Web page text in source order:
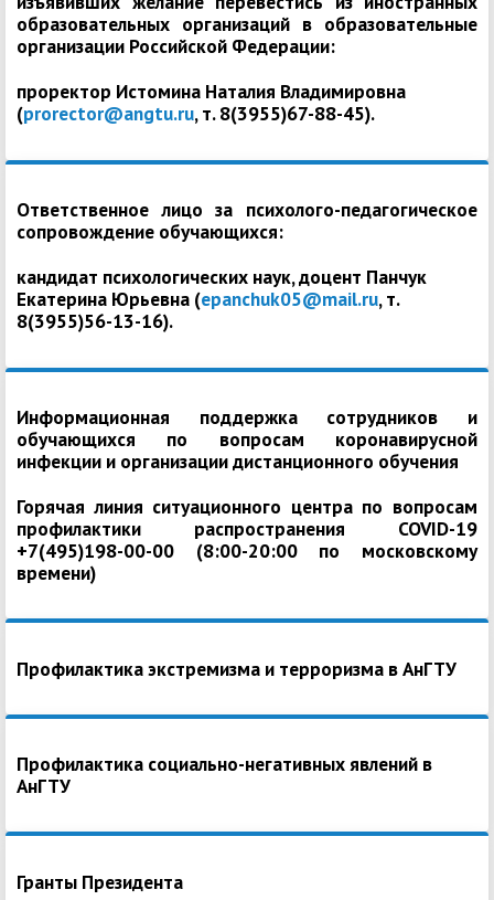
образовательных организаций в образовательные
организации Российской Федерации:
проректор Истомина Наталия Владимировна
(prorector@angtu.ru, т. 8(3955)67-88-45).
Ответственное лицо за психолого-педагогическое
сопровождение обучающихся:
кандидат психологических наук, доцент Панчук
Екатерина Юрьевна (epanchuk05@mail.ru, т.
8(3955)56-13-16).
Информационная поддержка сотрудников и
обучающихся по вопросам коронавирусной
инфекции и организации дистанционного обучения
Горячая линия ситуационного центра по вопросам
профилактики распространения COVID-19
+7(495)198-00-00 (8:00-20:00 по московскому
времени)
Профилактика экстремизма и терроризма в АнГТУ
Профилактика социально-негативных явлений в
АнГТУ
Гранты Президента